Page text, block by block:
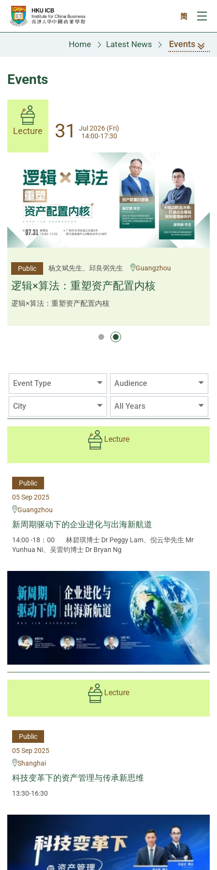
Skip to main content
简
Home Latest News Events
Events
Lecture 14
Aug 2026 (Fri)
13:30-17:00
Public
李邱敬贤女士 Ms Rosemarie Yau、潘天佑博士 Dr
Tim Pan、李国平先生 Mr Guoping Li
Shenzhen
Lecture 31
Jul 2026 (Fri)
14:00-17:30
Public 杨文斌先生、邱良弼先生 Guangzhou
逻辑×算法：重塑资产配置内核
逻辑×算法：重塑资产配置内核
Event Type Audience
City All Years
Lecture
Public
05 Sep 2025
Guangzhou
新周期驱动下的企业进化与出海新航道
14:00 -18：00
林碧琪博士 Dr Peggy Lam、倪云华先生 Mr
Yunhua Ni、吴雷钧博士 Dr Bryan Ng
Lecture
Public
05 Sep 2025
Shanghai
科技变革下的资产管理与传承新思维
13:30-16:30